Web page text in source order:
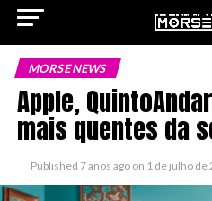
MORSE NEWS
Apple,
mais quentes da
Published 7 anos ago on 1 de julho de